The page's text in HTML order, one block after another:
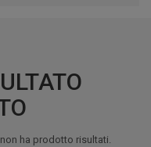
ha prodotto risultati.